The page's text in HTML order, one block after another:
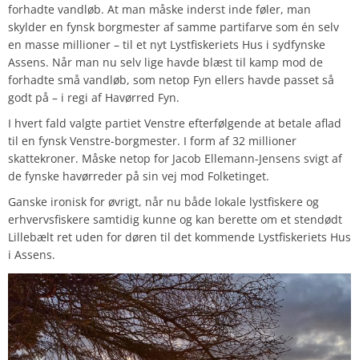
forhadte vandløb. At man måske inderst inde føler, man
skylder en fynsk borgmester af samme partifarve som én selv
en masse millioner – til et nyt Lystfiskeriets Hus i sydfynske
Assens. Når man nu selv lige havde blæst til kamp mod de
forhadte små vandløb, som netop Fyn ellers havde passet så
godt på – i regi af Havørred Fyn.
I hvert fald valgte partiet Venstre efterfølgende at betale aflad
til en fynsk Venstre-borgmester. I form af 32 millioner
skattekroner. Måske netop for Jacob Ellemann-Jensens svigt af
de fynske havørreder på sin vej mod Folketinget.
Ganske ironisk for øvrigt, når nu både lokale lystfiskere og
erhvervsfiskere samtidig kunne og kan berette om et stendødt
Lillebælt ret uden for døren til det kommende Lystfiskeriets Hus
i Assens.